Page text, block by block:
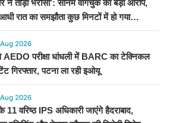
ने तोड़ा भरोसा’: सोनम वांगचुक का बड़ा आरोप,
रात का समझौता कुछ मिनटों में हो गया
2026
AEDO परीक्षा धांधली में BARC का टेक्निकल
गिरफ्तार, पटना ला रही इओयू
2026
के 11 वरिष्ठ IPS अधिकारी जाएंगे हैदराबाद,